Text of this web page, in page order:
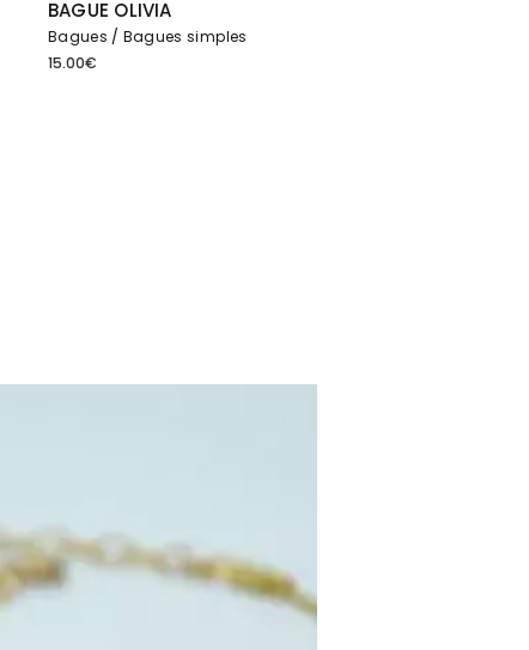
BAGUE OLIVIA
Bagues
Bagues simples
15.00€